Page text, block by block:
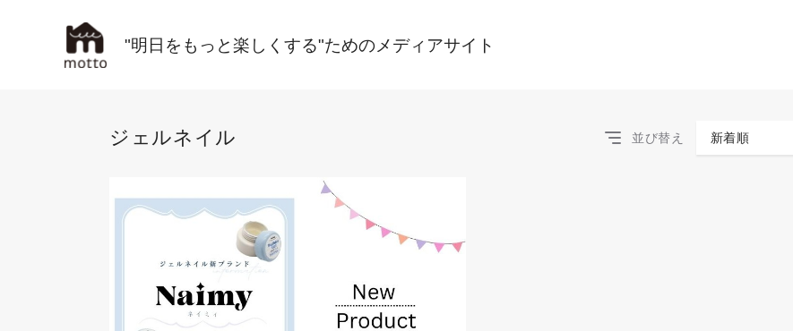
"明日をもっと楽しくする"ためのメディアサイト
ジェルネイル 並び替え 新着順